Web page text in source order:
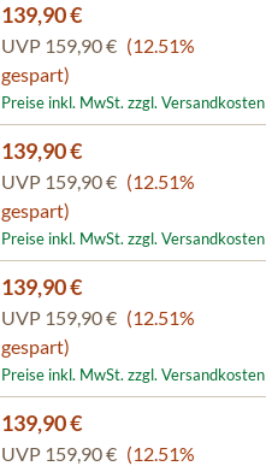
139,90 €
UVP 159,90 € (12.51%
gespart)
Preise inkl. MwSt. zzgl. Versandkosten
139,90 €
UVP 159,90 € (12.51%
gespart)
Preise inkl. MwSt. zzgl. Versandkosten
139,90 €
UVP 159,90 € (12.51%
gespart)
Preise inkl. MwSt. zzgl. Versandkosten
139,90 €
UVP 159,90 € (12.51%